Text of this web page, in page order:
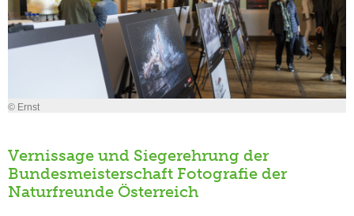
© Ernst
Vernissage und Siegerehrung der
Bundesmeisterschaft Fotografie der
Naturfreunde Österreich